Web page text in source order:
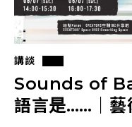
講談
Sounds of
語言是……｜藝